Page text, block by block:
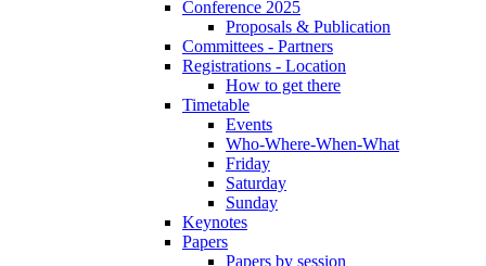
Conference 2025
Proposals & Publication
Committees - Partners
Registrations - Location
How to get there
Timetable
Events
Who-Where-When-What
Friday
Saturday
Sunday
Keynotes
Papers
Papers by session